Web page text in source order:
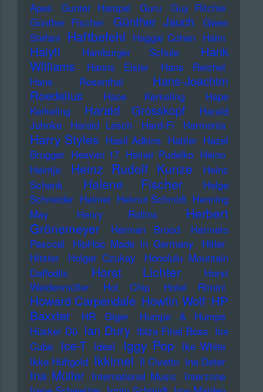
Apes
Gunter Hampel Guru
Guy Ritchie
Günther Fischer
Günther Jauch
Gwen
Stefani Haftbefehl Haggai Cohen Haim
Haiyti Hamburger Schule
Hank
Williams
Hanns Eisler
Hans Reichel
Hans Rosenthal
Hans-Joachim
Roedelius
Haoe Kerkeling
Hape
Kerkeling
Harald Grosskopf
Harald
Juhnke
Harald Lesch Hard-Fi Harmonia
Harry Styles Hasil Adkins Hattler Hazel
Brugger Heaven 17 Heiner Pudelko Heino
Heintje
Heinz Rudolf Kunze
Heinz
Schenk
Helene Fischer
Helge
Schneider Helmet Helmut Schmidt Henning
May
Henry Rollins
Herbert
Grönemeyer
Herman Brood
Hermeto
Pascoal
HipHop Made in Germany
Hitler
Hitster
Holger Czukay
Honolulu Mountain
Daffodils
Horst Lichter
Horst
Weidenmüller
Hot Chip Hotel Rimini
Howard Carpendale Howlin Wolf HP
Baxxter
HR Giger
Humpe & Humpe
Hüsker Dü Ian Dury Ibiza Final Boss Ice
Cube
Ice-T Ideal Iggy Pop Ike White
Ikke Hüftgold Ikkimel Il Civetto Ina Deter
Ina Müller International Music Interzone